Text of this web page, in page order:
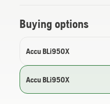
Buying options
Accu BLi950X
Accu BLi950X